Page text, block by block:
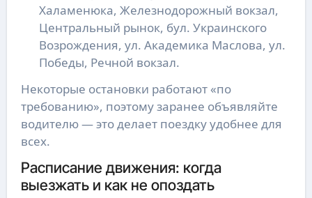
Халаменюка, Железнодорожный вокзал,
Центральный рынок, бул. Украинского
Возрождения, ул. Академика Маслова, ул.
Победы, Речной вокзал.
Некоторые остановки работают «по
требованию», поэтому заранее объявляйте
водителю — это делает поездку удобнее для
всех.
Расписание движения: когда
выезжать и как не опоздать